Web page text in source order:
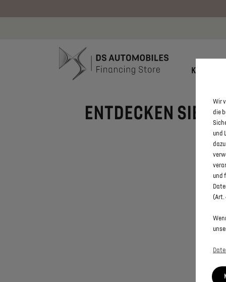
ENTDECKEN SIE
Wir
die
und
und
(Art.